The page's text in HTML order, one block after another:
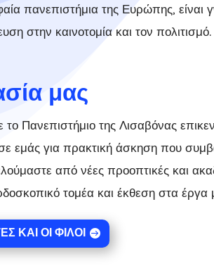
πανεπιστήμια της Ευρώπης, είναι
στην καινοτομία και τον πολιτισμό.
μας
Πανεπιστήμιο της Λισαβόνας
εμάς για πρακτική άσκηση που
από νέες προοπτικές και
τομέα και έκθεση στα έργα
ΚΑΙ ΟΙ ΦΊΛΟΙ